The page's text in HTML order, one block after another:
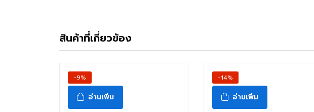
สินค้าที่เกี่ยวข้อง
-9%
อ่านเพิ่ม
-14%
อ่านเพิ่ม